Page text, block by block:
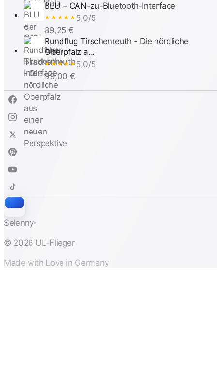
BLU – CAN-zu-Bluetooth-Interface
★★★★★ 5,0/5
89,25 €
Rundflug Tirschenreuth - Die nördliche
Oberpfalz a...
★★★★★ 5,0/5
99,00 €
S
Selenny®
© 2026 UL-Flieger
Made with Love in Germany